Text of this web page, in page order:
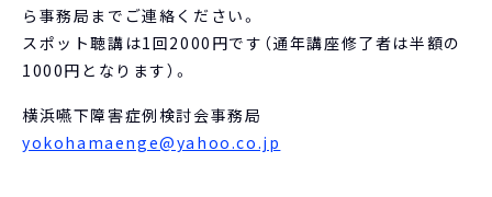
ら事務局までご連絡ください。
スポット聴講は1回2000円です（通年講座修了者は半額の
1000円となります）。
横浜嚥下障害症例検討会事務局
yokohamaenge@yahoo.co.jp